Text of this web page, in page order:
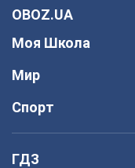
OBOZ.UA
Моя Школа
Мир
Спорт
ГДЗ